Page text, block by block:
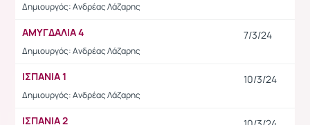
Δημιουργός: Ανδρέας Λάζαρης
ΑΜΥΓΔΑΛΙΑ 4
Δημιουργός: Ανδρέας Λάζαρης
7/3/24
ΙΣΠΑΝΙΑ 1
Δημιουργός: Ανδρέας Λάζαρης
10/3/24
ΙΣΠΑΝΙΑ 2